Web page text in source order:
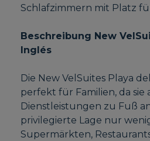
Schlafzimmern mit Platz
Beschreibung New
Inglés
Die New VelSuites Playa
perfekt für Familien, da sie
Dienstleistungen zu Fuß
privilegierte Lage nur
Supermärkten,